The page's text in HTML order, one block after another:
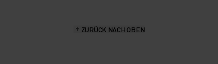
ZURÜCK NACH OBEN